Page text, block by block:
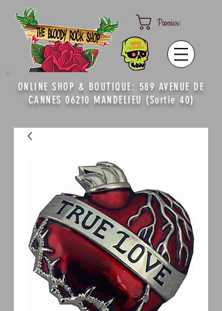
Panier:
ONLINE SHOP & BOUTIQUE: 589 AVENUE DE
CANNES 06210 MANDELIEU (Sortie 40)